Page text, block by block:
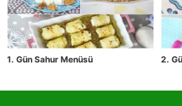
1. Gün Sahur Menüsü 2.